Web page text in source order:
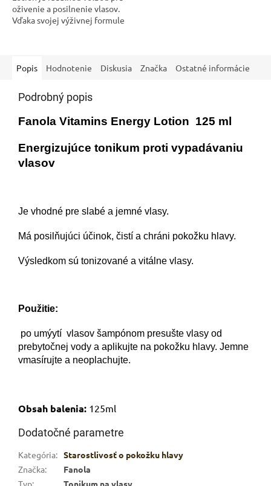
oživenie a posilnenie vlasov.
Vďaka svojej výživnej formule
Popis Hodnotenie Diskusia Značka Ostatné informácie
Podrobný popis
Fanola Vitamins Energy Lotion 125 ml
Energizujúce tonikum proti vypadávaniu
vlasov
Je vhodné pre slabé a jemné vlasy.
Má posilňujúci účinok, čistí a chráni pokožku hlavy.
Výsledkom sú tonizované a vitálne vlasy.
Použitie:
po umýytí vlasov šampónom presušte vlasy od
prebytočnej vody a aplikujte na pokožku hlavy. Jemne
vmasírujte a neoplachujte.
Obsah balenia: 125ml
Dodatočné parametre
Kategória: Starostlivosť o pokožku hlavy
Značka:
Fanola
Typ: Tonikum na vlasy